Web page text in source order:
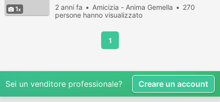
1 2 anni fa Amicizia - Anima Gemella
270
persone hanno visualizzato
1
Sei un venditore professionale? Creare un account